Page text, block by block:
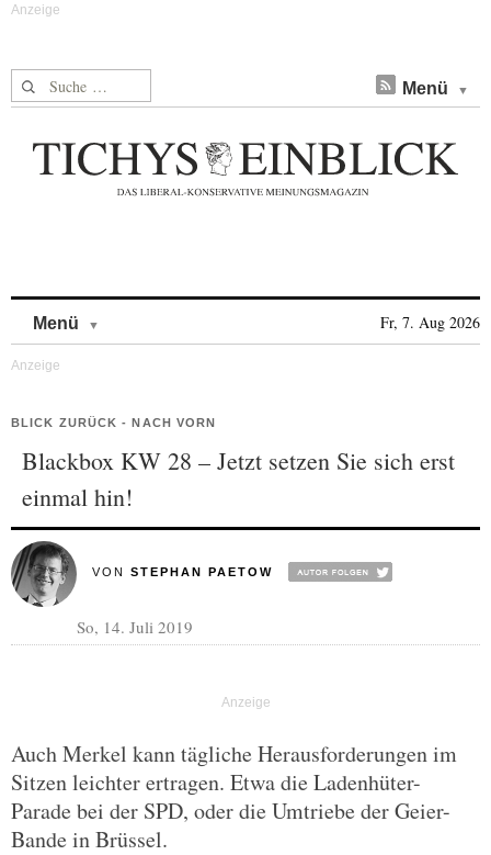
Suche nach: Menü
Menü Fr, 7. Aug 2026
BLICK ZURÜCK - NACH VORN
Blackbox KW 28 – Jetzt setzen Sie sich erst
einmal hin!
VON STEPHAN PAETOW
So, 14. Juli 2019
Auch Merkel kann tägliche Herausforderungen im
Sitzen leichter ertragen. Etwa die Ladenhüter-
Parade bei der SPD, oder die Umtriebe der Geier-
Bande in Brüssel.